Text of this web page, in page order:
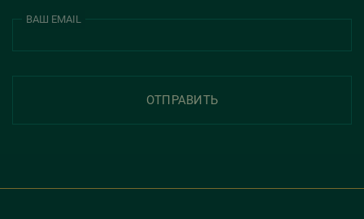
ВАШ EMAIL
ОТПРАВИТЬ